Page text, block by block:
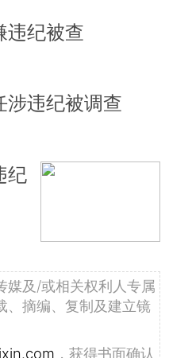
违纪被查
违纪被调查
纪
媒及/或相关权利人专属
、摘编、复制及建立镜
，获得书面确认